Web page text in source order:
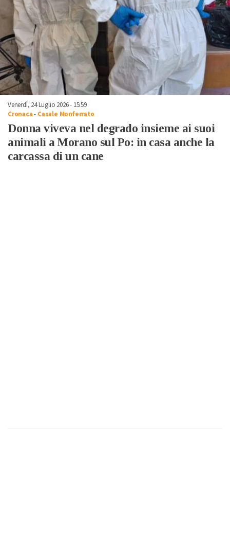
Venerdì, 24 Luglio 2026 - 15:59
Cronaca- Casale Monferrato
Donna viveva nel degrado insieme ai suoi
animali a Morano sul Po: in casa anche la
carcassa di un cane